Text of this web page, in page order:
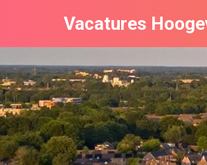
Vacatures